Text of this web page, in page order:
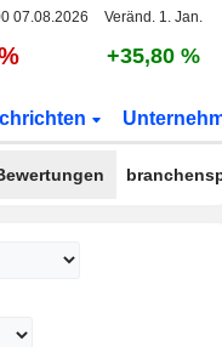
07.08.2026 Veränd. 1. Jan.
+35,80 %